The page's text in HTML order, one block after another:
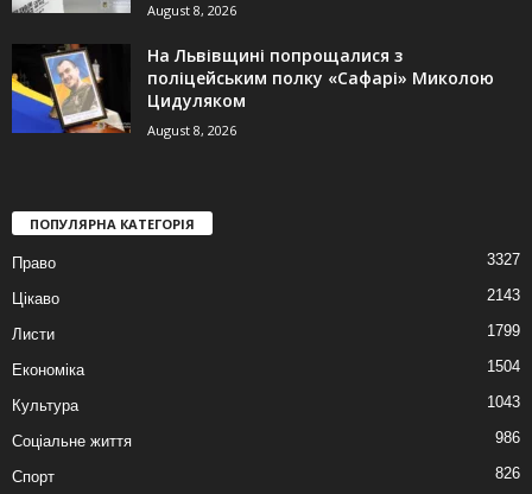
August 8, 2026
На Львівщині попрощалися з
поліцейським полку «Сафарі» Миколою
Цидуляком
August 8, 2026
ПОПУЛЯРНА КАТЕГОРІЯ
Право 3327
Цікаво 2143
Листи 1799
Економіка 1504
Культура 1043
Соціальне життя 986
Спорт 826